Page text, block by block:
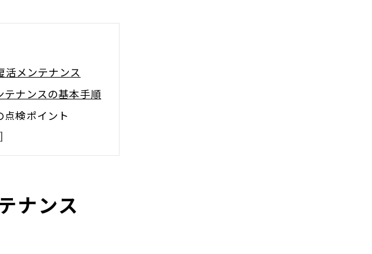
活メンテナンス
テナンスの基本手順
検ポイント
ンテナンス法
診断と初期対応
明のコツ
見極めるコツ
ナンス